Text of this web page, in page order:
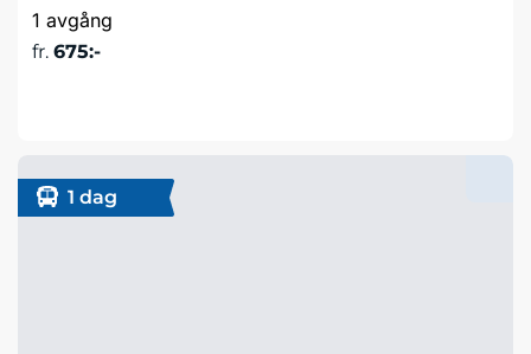
1 avgång
fr. 675:-
1 dag